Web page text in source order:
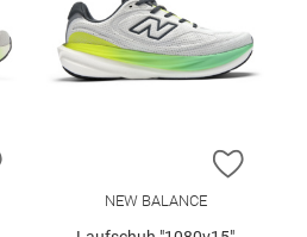
ZUR WUNSCHLISTE HINZUFÜGEN
ZUR
NEW BALANCE